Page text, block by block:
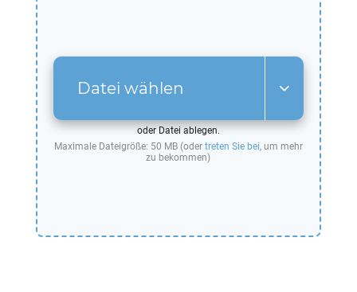
Datei wählen
oder Datei ablegen.
Maximale Dateigröße: 50 MB (oder treten Sie bei, um mehr
zu bekommen)